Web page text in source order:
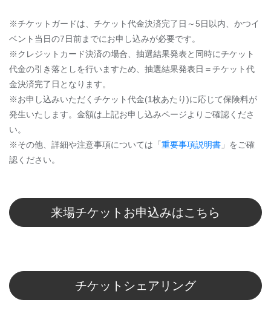
※チケットガードは、チケット代金決済完了日～5日以内、かつイ
ベント当日の7日前までにお申し込みが必要です。
※クレジットカード決済の場合、抽選結果発表と同時にチケット
代金の引き落としを行いますため、抽選結果発表日＝チケット代
金決済完了日となります。
※お申し込みいただくチケット代金(1枚あたり)に応じて保険料が
発生いたします。金額は上記お申し込みページよりご確認くださ
い。
※その他、詳細や注意事項については「 重要事項説明書 」をご確
認ください。
来場チケットお申込みはこちら
チケットシェアリング